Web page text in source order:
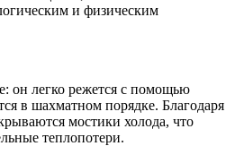
и физическим
он легко режется с помощью
в шахматном порядке. Благодаря
мостики холода, что
теплопотери.